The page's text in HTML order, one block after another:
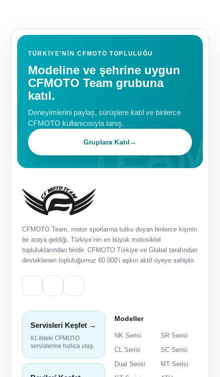
TÜRKIYE'NIN CFMOTO TOPLULUĞU
Modeline ve şehrine uygun
CFMOTO Team grubuna
katıl.
Deneyimlerini paylaş, sürüşlere katıl ve binlerce
CFMOTO kullanıcısıyla tanış.
Gruplara Katıl→
CFMOTO Team, motor sporlarına tutku duyan binlerce kişinin
bir araya geldiği, Türkiye’nin en büyük motosiklet
topluluklarından biridir. CFMOTO Türkiye ve Global tarafından
desteklenen topluluğumuz 60.000’i aşkın aktif üyeye sahiptir.
Servisleri Keşfet →
81 ildeki CFMOTO
servislerine hızlıca ulaş.
Modeller
NK Serisi
SR Serisi
CL Serisi
SC Serisi
Dual Serisi
MT Serisi